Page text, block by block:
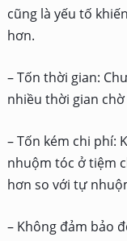
cũng là yếu tố
hơn.
– Tốn thời gian:
nhiều thời gian
– Tốn kém chi phí:
nhuộm tóc ở tiệm
hơn so với tự
– Không đảm bảo